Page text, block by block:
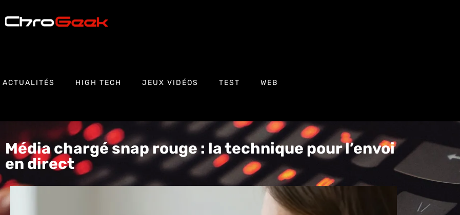
ACTUALITÉS HIGH TECH JEUX VIDÉOS TEST WEB
Média chargé snap rouge : la technique pour l’envoi
en direct